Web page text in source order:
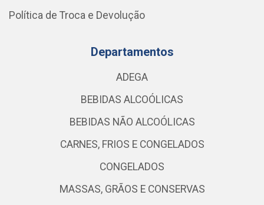
Política de Troca e Devolução
Departamentos
ADEGA
BEBIDAS ALCOÓLICAS
BEBIDAS NÃO ALCOÓLICAS
CARNES, FRIOS E CONGELADOS
CONGELADOS
MASSAS, GRÃOS E CONSERVAS